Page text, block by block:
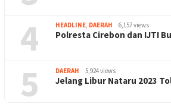
4 HEADLINE, DAERAH 6,157 views
Polresta Cirebon dan IJTI
5 DAERAH 5,924 views
Jelang Libur Nataru 2023